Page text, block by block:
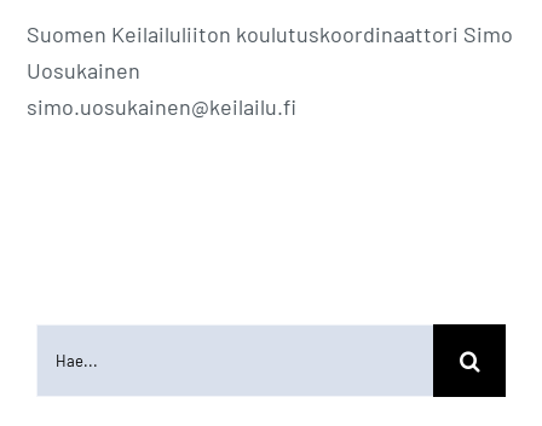
Suomen Keilailuliiton koulutuskoordinaattori Simo
Uosukainen
simo.uosukainen@keilailu.fi